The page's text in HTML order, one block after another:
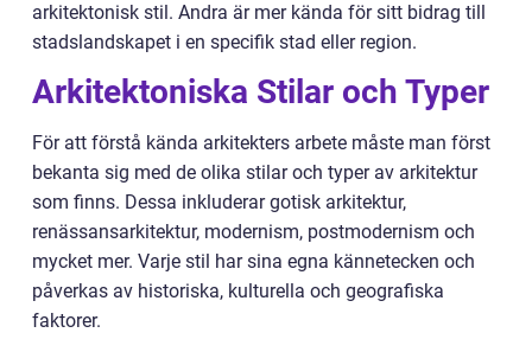
arkitektonisk stil. Andra är mer kända för sitt bidrag till
stadslandskapet i en specifik stad eller region.
Arkitektoniska Stilar och Typer
För att förstå kända arkitekters arbete måste man först
bekanta sig med de olika stilar och typer av arkitektur
som finns. Dessa inkluderar gotisk arkitektur,
renässansarkitektur, modernism, postmodernism och
mycket mer. Varje stil har sina egna kännetecken och
påverkas av historiska, kulturella och geografiska
faktorer.